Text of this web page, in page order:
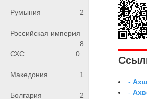
Румыния 2
Российская империя
8
СХС
0
Македония 1
Болгария 2
-
-